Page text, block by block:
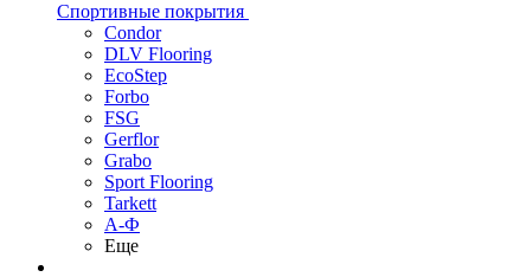
Спортивные покрытия
Condor
DLV Flooring
EcoStep
Forbo
FSG
Gerflor
Grabo
Sport Flooring
Tarkett
А-Ф
Еще